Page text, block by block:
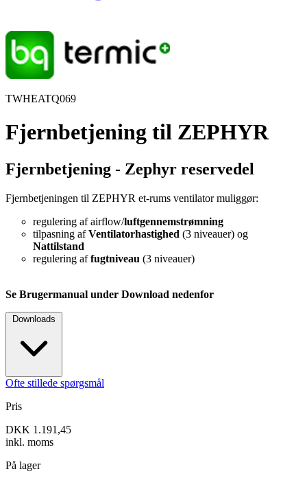
TWHEATQ069
Fjernbetjening til ZEPHYR
Fjernbetjening - Zephyr reservedel
Fjernbetjeningen til ZEPHYR et-rums ventilator muliggør:
regulering af airflow/luftgennemstrømning
tilpasning afVentilatorhastighed (3 niveauer) og
Nattilstand
regulering affugtniveau (3 niveauer)
Se Brugermanual under Download nedenfor
Downloads
Ofte stillede spørgsmål
Pris
DKK 1.191,45
inkl. moms
På lager